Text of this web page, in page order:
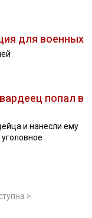
для военных
попал в
и нанесли ему
>